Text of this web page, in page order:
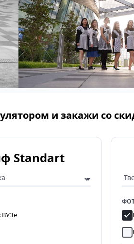
и закажи со
Standart
ВУЗе